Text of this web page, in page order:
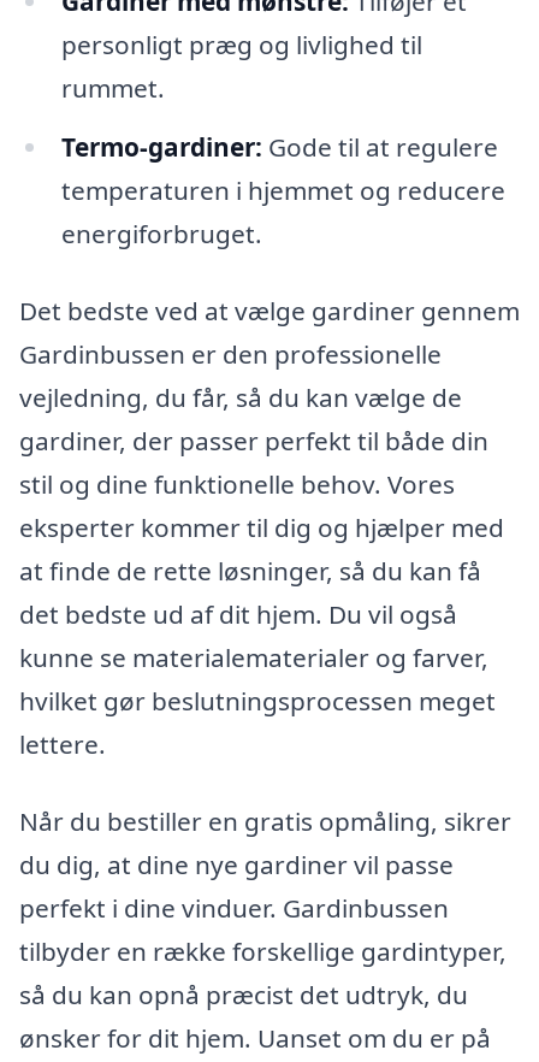
personligt præg og livlighed til
rummet.
Termo-gardiner: Gode til at regulere
temperaturen i hjemmet og reducere
energiforbruget.
Det bedste ved at vælge gardiner gennem
Gardinbussen er den professionelle
vejledning, du får, så du kan vælge de
gardiner, der passer perfekt til både din
stil og dine funktionelle behov. Vores
eksperter kommer til dig og hjælper med
at finde de rette løsninger, så du kan få
det bedste ud af dit hjem. Du vil også
kunne se materialematerialer og farver,
hvilket gør beslutningsprocessen meget
lettere.
Når du bestiller en gratis opmåling, sikrer
du dig, at dine nye gardiner vil passe
perfekt i dine vinduer. Gardinbussen
tilbyder en række forskellige gardintyper,
så du kan opnå præcist det udtryk, du
ønsker for dit hjem. Uanset om du er på